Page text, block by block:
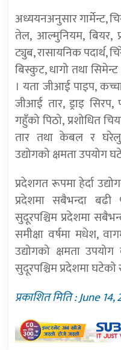
अध्ययनअनुसार गार्मेन्ट,
तेल, आल्मुनियम, बियर,
ट्युब, रासायनिक पदार्थ,
बिस्कुट, धागो तथा
। यता जीआई पाइप,
जीआई तार, ड्राइ
गहुँको पिठो, प्रशोधित
तार तथा केबल र घरेलु
उद्योगको क्षमता उपयोग
प्रदेशगत रूपमा हेर्दा
प्रदेशमा सबैभन्दा
सुदूरपश्चिम प्रदेशमा
समीक्षा वर्षमा मधेश,
उद्योगको क्षमता
सुदूरपश्चिम प्रदेशमा
प्रकाशित मिति : June